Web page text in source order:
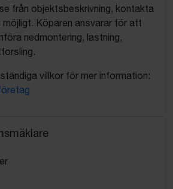
från objektsbeskrivning, kontakta
Köparen ansvarar för att
nedmontering, lastning,
villkor för mer information: